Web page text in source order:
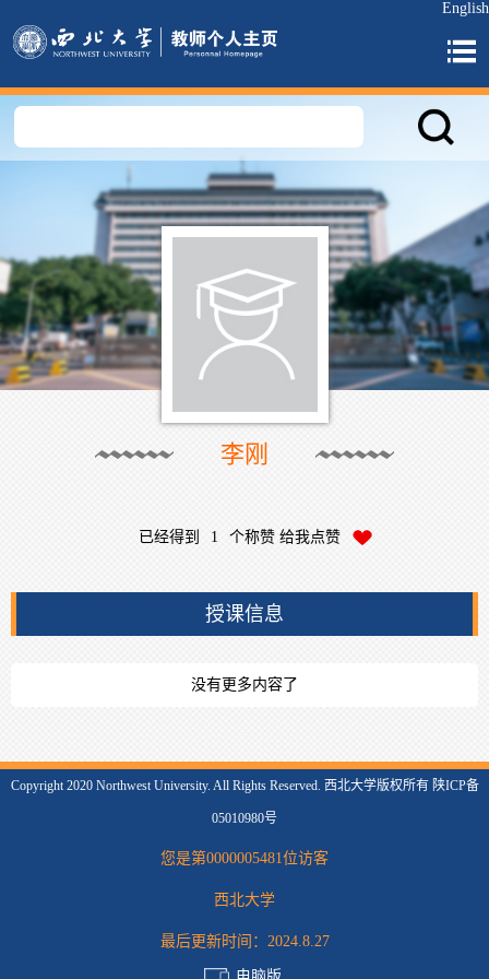
English
李刚
已经得到 1 个称赞 给我点赞
授课信息
没有更多内容了
Copyright 2020 Northwest University. All Rights Reserved. 西北大学版权所有 陕ICP备
05010980号
您是第0000005481位访客
西北大学
最后更新时间： 2024.8.27